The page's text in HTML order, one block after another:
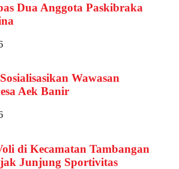
Dua Anggota Paskibraka
Wawasan
Aek Banir
di Kecamatan Tambangan
Junjung Sportivitas